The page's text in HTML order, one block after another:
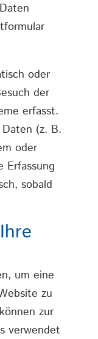
oder
der
erfasst.
(z. B.
oder
Erfassung
sobald
um eine
zu
zur
verwendet